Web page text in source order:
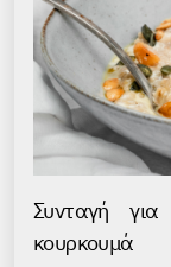
Συνταγή
κουρκουμά